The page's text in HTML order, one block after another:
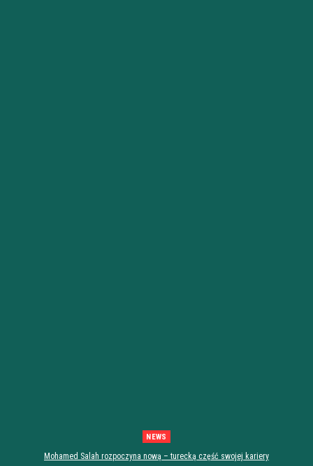
NEWS
Mohamed Salah rozpoczyna nową – turecką część swojej kariery